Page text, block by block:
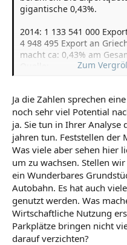
gigantische 0,43%.
2014: 1 133 541 000
4 948 495 Export an
macht ca: 0,43% am
Zum
Ja die Zahlen sprechen
noch sehr viel Potential
ja. Sie tun in Ihrer Analyse
jahren tun. Feststellen der
Was viele aber sehen hier
um zu wachsen. Stellen
ein Wunderbares
Autobahn. Es hat auch
genutzt werden. Was
Wirtschaftliche Nutzung
Parkplätze bringen nicht
darauf verzichten?